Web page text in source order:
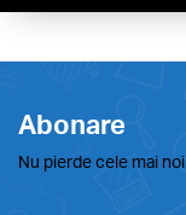
Abonare
Nu pierde cele mai noi